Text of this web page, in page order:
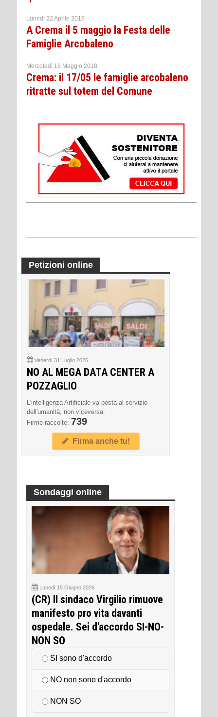
Lunedì 22 Aprile 2019
A Crema il 5 maggio la Festa delle
Famiglie Arcobaleno
Mercoledì 16 Maggio 2018
Crema: il 17/05 le famiglie arcobaleno
ritratte sul totem del Comune
Petizioni online
Venerdì 31 Luglio 2026
NO AL MEGA DATA CENTER A
POZZAGLIO
L'intelligenza Artificiale va posta al servizio
dell'umanità, non viceversa.
Firme raccolte: 739
Firma anche tu!
Sondaggi online
Lunedì 15 Giugno 2026
(CR) Il sindaco Virgilio rimuove
manifesto pro vita davanti
ospedale. Sei d'accordo SI-NO-
NON SO
SI sono d'accordo
NO non sono d'accordo
NON SO